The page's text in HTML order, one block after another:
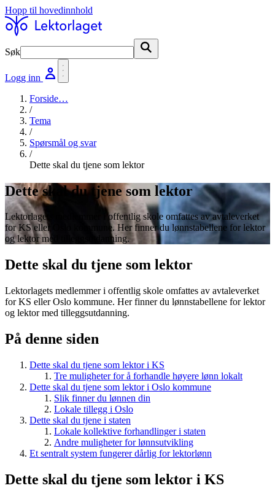
Hopp til hovedinnhold
Søk
Logg inn
Forside…
/
Tema
/
Spørsmål og svar
/
Dette skal du tjene som lektor
Dette skal du tjene som lektor
Lektorlagets medlemmer i offentlig skole omfattes av avtaleverket
for KS eller Oslo kommune. Her finner du lønnstabellene for lektor
og lektor med tilleggsutdanning.
Dette skal du tjene som lektor
Lektorlagets medlemmer i offentlig skole omfattes av avtaleverket
for KS eller Oslo kommune. Her finner du lønnstabellene for lektor
og lektor med tilleggsutdanning.
På denne siden
Dette skal du tjene som lektor i KS
Tre muligheter for å forhandle høyere lønn lokalt
Dette skal du tjene som lektor i Oslo kommune
Slik finner du lønnen din
Lokale tillegg i Oslo
Dette skal du tjene i staten
Lokale kollektive forhandlinger i staten
Andre muligheter for lønnsutvikling
Et sentralt system fungerer dårlig for lektorlønn
Dette skal du tjene som lektor i KS